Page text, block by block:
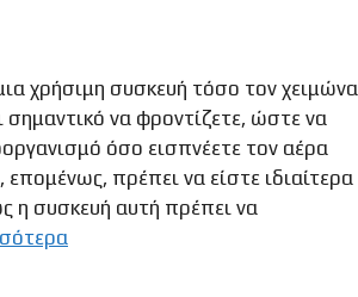
χρήσιμη συσκευή τόσο τον χειμώνα
σημαντικό να φροντίζετε, ώστε να
όσο εισπνέετε τον αέρα
επομένως, πρέπει να είστε ιδιαίτερα
η συσκευή αυτή πρέπει να